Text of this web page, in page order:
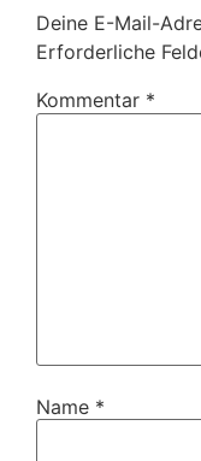
Deine E-Mail-
Erforderliche
Kommentar *
Name *